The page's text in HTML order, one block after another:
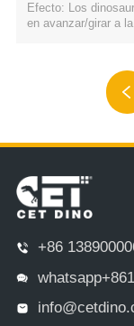
Efecto: Los
en avanzar/girar a
de iniciarse
QR o control
+86